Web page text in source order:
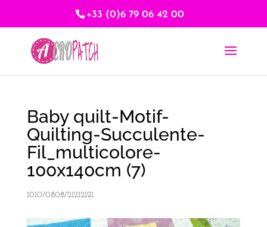
+33 (0)6 79 06 42 00
Baby quilt-Motif-
Quilting-Succulente-
Fil_multicolore-
100x140cm (7)
1010/0808/21212121